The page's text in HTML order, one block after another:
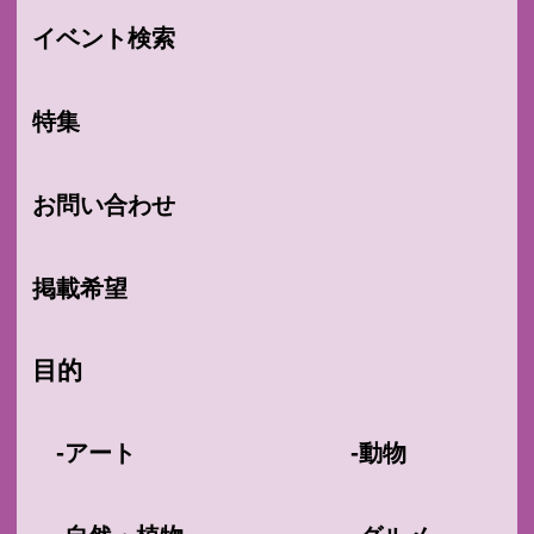
イベント検索
特集
お問い合わせ
掲載希望
目的
-アート -動物